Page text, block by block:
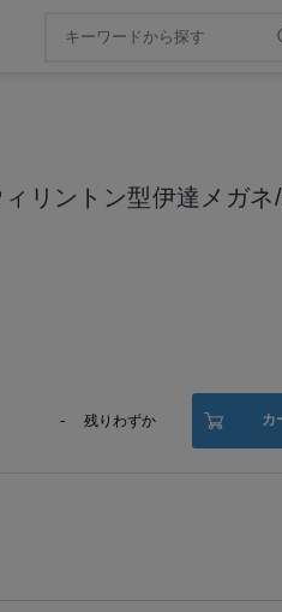
リントン型伊達メガネ
- 残りわずか カ